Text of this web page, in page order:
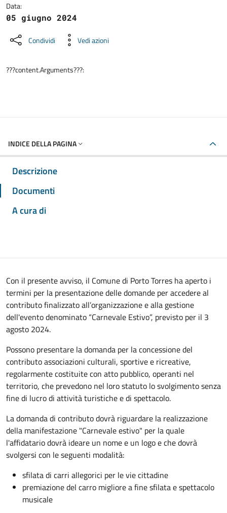
Data:
05 giugno 2024
Condividi Vedi azioni
???content.Arguments???:
INDICE DELLA PAGINA
Descrizione
Documenti
A cura di
Con il presente avviso, il Comune di Porto Torres ha aperto i
termini per la presentazione delle domande per accedere al
contributo finalizzato all’organizzazione e alla gestione
dell'evento denominato “Carnevale Estivo”, previsto per il 3
agosto 2024.
Possono presentare la domanda per la concessione del
contributo associazioni culturali, sportive e ricreative,
regolarmente costituite con atto pubblico, operanti nel
territorio, che prevedono nel loro statuto lo svolgimento senza
fine di lucro di attività turistiche e di spettacolo.
La domanda di contributo dovrà riguardare la realizzazione
della manifestazione "Carnevale estivo" per la quale
l'affidatario dovrà ideare un nome e un logo e che dovrà
svolgersi con le seguenti modalità:
sfilata di carri allegorici per le vie cittadine
premiazione del carro migliore a fine sfilata e spettacolo
musicale